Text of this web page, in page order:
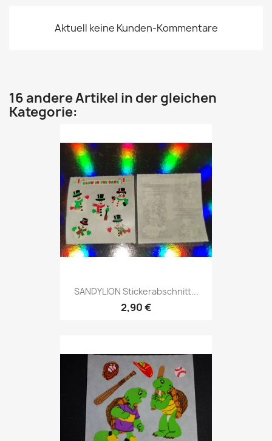
Aktuell keine Kunden-Kommentare
16 andere Artikel in der gleichen
Kategorie:
SANDYLION Stickerabschnitt...
2,90 €